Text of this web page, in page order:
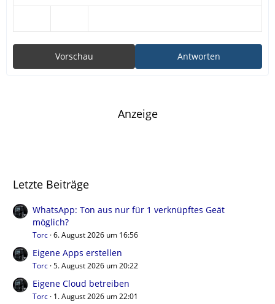
Antworten
Vorschau
Anzeige
Letzte Beiträge
WhatsApp: Ton aus nur für 1 verknüpftes Geät
möglich?
Torc 6. August 2026 um 16:56
Eigene Apps erstellen
Torc 5. August 2026 um 20:22
Eigene Cloud betreiben
Torc 1. August 2026 um 22:01